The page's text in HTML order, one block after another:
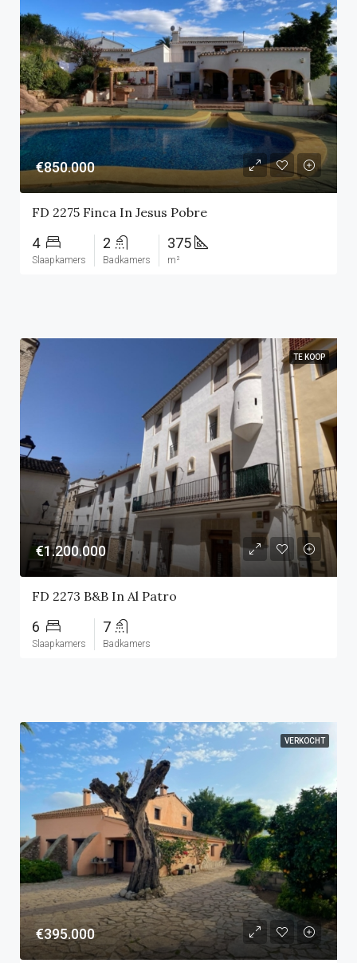
€850.000
FD 2275 Finca In Jesus Pobre
4
Slaapkamers
2
Badkamers
375
m²
TE KOOP
€1.200.000
FD 2273 B&B In Al Patro
6
Slaapkamers
7
Badkamers
VERKOCHT
€395.000